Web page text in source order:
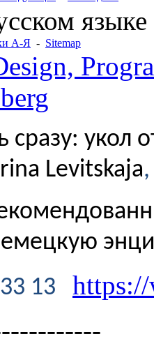
А-Я - Sitemap
сразу: укол
Levitskaja,
13